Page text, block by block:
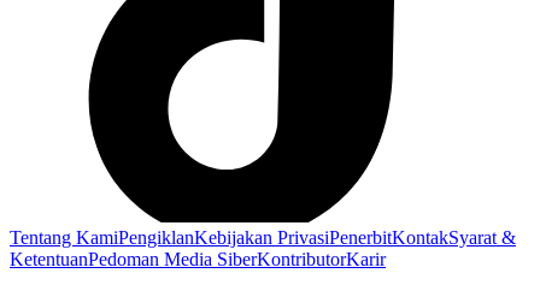
Tentang KamiPengiklanKebijakan PrivasiPenerbitKontakSyarat &
KetentuanPedoman Media SiberKontributorKarir